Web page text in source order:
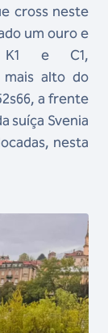
cross neste
um ouro e
K1 e C1,
alto do
a frente
suíça Svenia
nesta